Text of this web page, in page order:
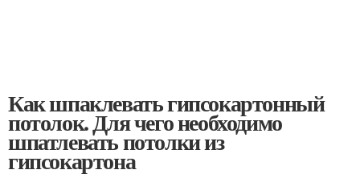
Как шпаклевать гипсокартонный
потолок. Для чего необходимо
шпатлевать потолки из
гипсокартона